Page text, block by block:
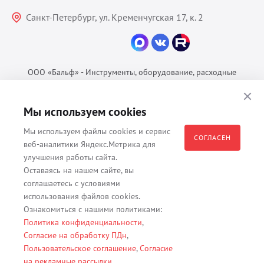
Санкт-Петербург, ул. Кременчугская 17, к. 2
ООО «Бальф» - Инструменты, оборудование, расходные
Политика конфиденциальности
Согласие на обработку ПДн
Пользовательское соглашение
Все материалы, содержащиеся на данном веб-сайте, в том числе -
тексты, изображения, каталоги, таблицы, наименования, любая
иная информация являются собственностью владельца сайта -
ООО "Бальф" (ОГРН 1079847131825, ИНН 7806376450, юр. адрес
191167 г. Санкт-Петербург, ул. Кременчугская д. 17 корп.2 лит.А
помещение 22-Н). Их полное или частичное распространение,
Мы используем cookies
Мы используем файлы cookies и сервис
веб-аналитики Яндекс.Метрика для
улучшения работы сайта.
Оставаясь на нашем сайте, вы
соглашаетесь с условиями
использования файлов cookies.
Ознакомиться с нашими политиками:
Политика конфиденциальности,
Согласие на обработку ПДн,
Пользовательское соглашение,Согласие
СОГЛАСЕН